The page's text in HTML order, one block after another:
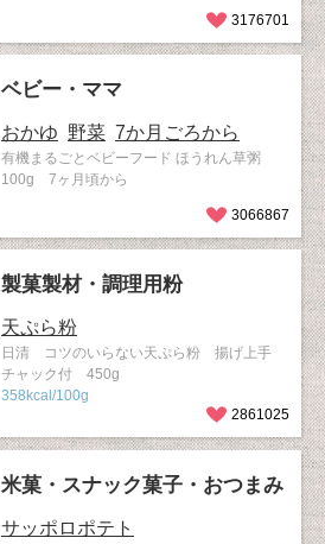
3176701
ベビー・ママ
おかゆ 野菜 7か月ごろから
有機まるごとベビーフード ほうれん草粥
100g 7ヶ月頃から
3066867
製菓製材・調理用粉
天ぷら粉
日清 コツのいらない天ぷら粉 揚げ上手
チャック付 450g
358kcal/100g
2861025
米菓・スナック菓子・おつまみ
サッポロポテト